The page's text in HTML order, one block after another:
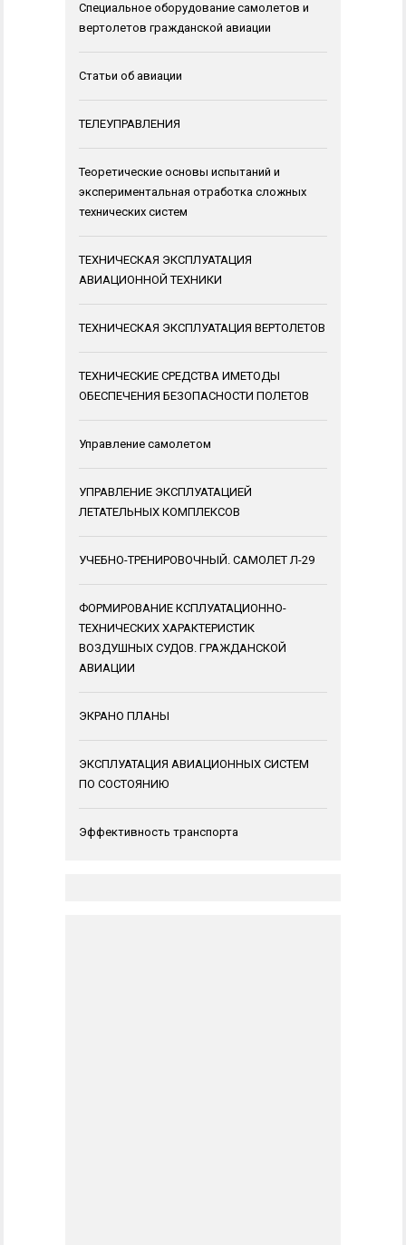
Специальное оборудование самолетов и
вертолетов гражданской авиации
Статьи об авиации
ТЕЛЕУПРАВЛЕНИЯ
Теоретические основы испытаний и
экспериментальная отработка сложных
технических систем
ТЕХНИЧЕСКАЯ ЭКСПЛУАТАЦИЯ
АВИАЦИОННОЙ ТЕХНИКИ
ТЕХНИЧЕСКАЯ ЭКСПЛУАТАЦИЯ ВЕРТОЛЕТОВ
ТЕХНИЧЕСКИЕ СРЕДСТВА ИМЕТОДЫ
ОБЕСПЕЧЕНИЯ БЕЗОПАСНОСТИ ПОЛЕТОВ
Управление самолетом
УПРАВЛЕНИЕ ЭКСПЛУАТАЦИЕЙ
ЛЕТАТЕЛЬНЫХ КОМПЛЕКСОВ
УЧЕБНО-ТРЕНИРОВОЧНЫЙ. САМОЛЕТ Л-29
ФОРМИРОВАНИЕ КСПЛУАТАЦИОННО-
ТЕХНИЧЕСКИХ ХАРАКТЕРИСТИК
ВОЗДУШНЫХ СУДОВ. ГРАЖДАНСКОЙ
АВИАЦИИ
ЭКРАНО ПЛАНЫ
ЭКСПЛУАТАЦИЯ АВИАЦИОННЫХ СИСТЕМ
ПО СОСТОЯНИЮ
Эффективность транспорта